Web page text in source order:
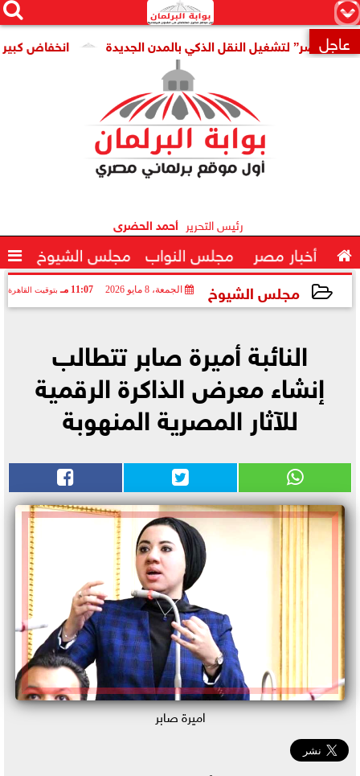
×


 عاجل انخفاض كبير فى لتشغيل النقل الذكي بالمدن الجديدة
رئيس التحرير أحمد الحضرى
 أخبار مصر مجلس النواب مجلس الشيوخ 
مجلس الشيوخ الجمعة، 8 مايو 2026 11:07 مـ بتوقيت القاهرة
النائبة أميرة صابر تتطالب
إنشاء معرض الذاكرة الرقمية
للآثار المصرية المنهوبة
اميرة صابر